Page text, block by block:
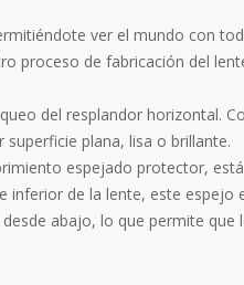
ver el mundo con
proceso de fabricación del
del resplandor horizontal.
plana, lisa o brillante.
espejado protector,
inferior de la lente, este
abajo, lo que permite que